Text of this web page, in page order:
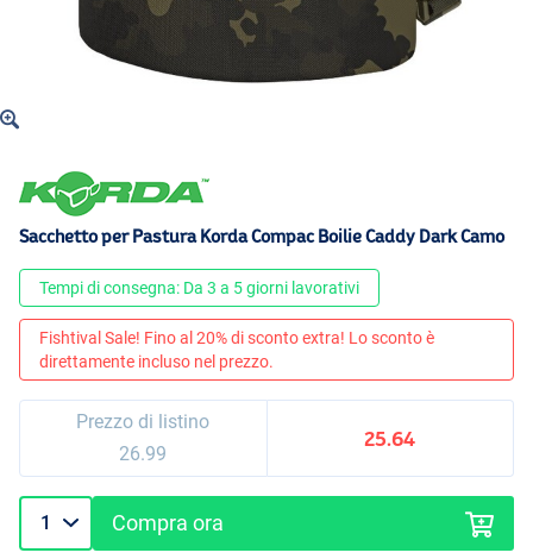
Sacchetto per Pastura Korda Compac Boilie Caddy Dark Camo
Tempi di consegna: Da 3 a 5 giorni lavorativi
Fishtival Sale! Fino al 20% di sconto extra! Lo sconto è
direttamente incluso nel prezzo.
Prezzo di listino
26.99
25.64
Compra ora